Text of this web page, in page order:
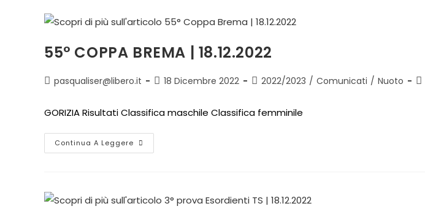
55° COPPA BREMA | 18.12.2022
pasqualiser@libero.it 18 Dicembre 2022 2022/2023 / Comunicati / Nuoto
GORIZIA Risultati Classifica maschile Classifica femminile
Continua A Leggere